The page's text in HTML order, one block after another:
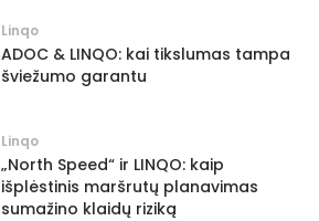
Linqo
ADOC & LINQO: kai tikslumas tampa
šviežumo garantu
Linqo
„North Speed“ ir LINQO: kaip
išplėstinis maršrutų planavimas
sumažino klaidų riziką